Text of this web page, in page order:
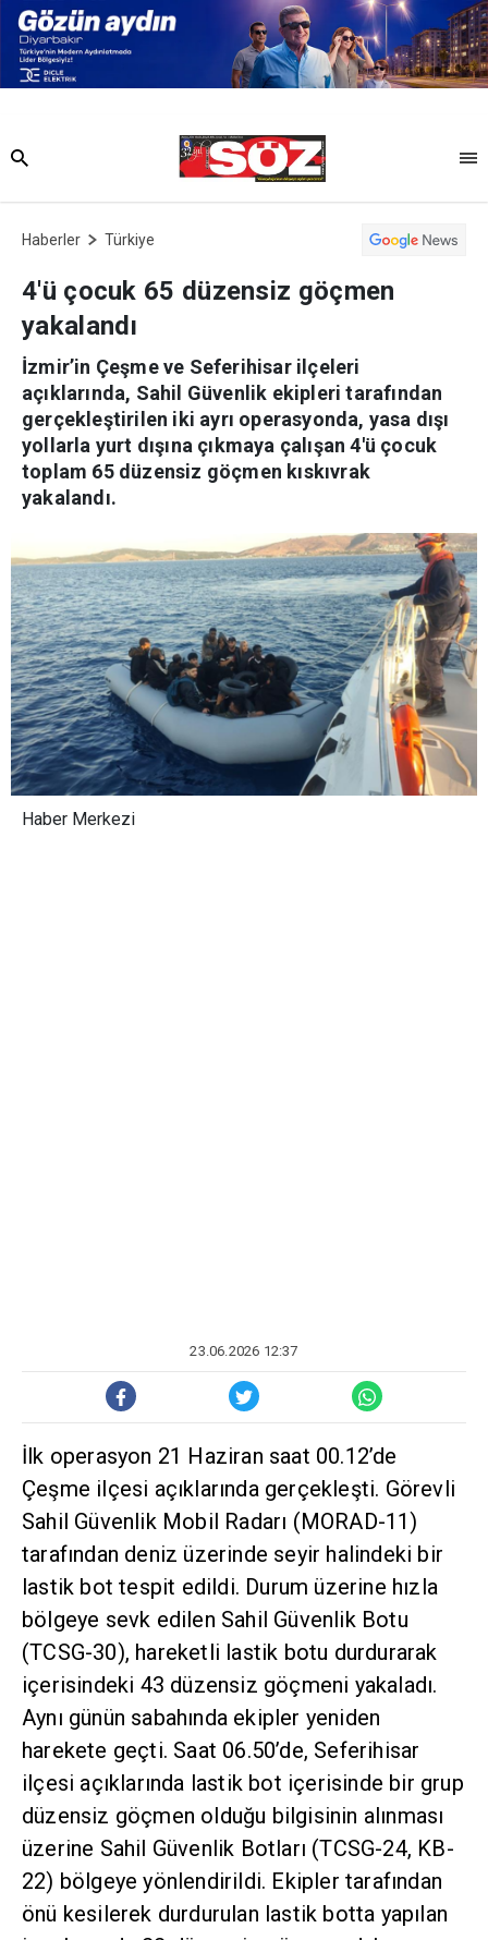
Haberler Türkiye
4'ü çocuk 65 düzensiz göçmen
yakalandı
İzmir’in Çeşme ve Seferihisar ilçeleri
açıklarında, Sahil Güvenlik ekipleri tarafından
gerçekleştirilen iki ayrı operasyonda, yasa dışı
yollarla yurt dışına çıkmaya çalışan 4'ü çocuk
toplam 65 düzensiz göçmen kıskıvrak
yakalandı.
Haber Merkezi
23.06.2026 12:37
İlk operasyon 21 Haziran saat 00.12’de
Çeşme ilçesi açıklarında gerçekleşti. Görevli
Sahil Güvenlik Mobil Radarı (MORAD-11)
tarafından deniz üzerinde seyir halindeki bir
lastik bot tespit edildi. Durum üzerine hızla
bölgeye sevk edilen Sahil Güvenlik Botu
(TCSG-30), hareketli lastik botu durdurarak
içerisindeki 43 düzensiz göçmeni yakaladı.
Aynı günün sabahında ekipler yeniden
harekete geçti. Saat 06.50’de, Seferihisar
ilçesi açıklarında lastik bot içerisinde bir grup
düzensiz göçmen olduğu bilgisinin alınması
üzerine Sahil Güvenlik Botları (TCSG-24, KB-
22) bölgeye yönlendirildi. Ekipler tarafından
önü kesilerek durdurulan lastik botta yapılan